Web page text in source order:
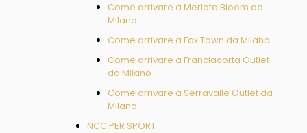
Come arrivare a Merlata Bloom da
Milano
Come arrivare a Fox Town da Milano
Come arrivare a Franciacorta Outlet
da Milano
Come arrivare a Serravalle Outlet da
Milano
NCC PER SPORT